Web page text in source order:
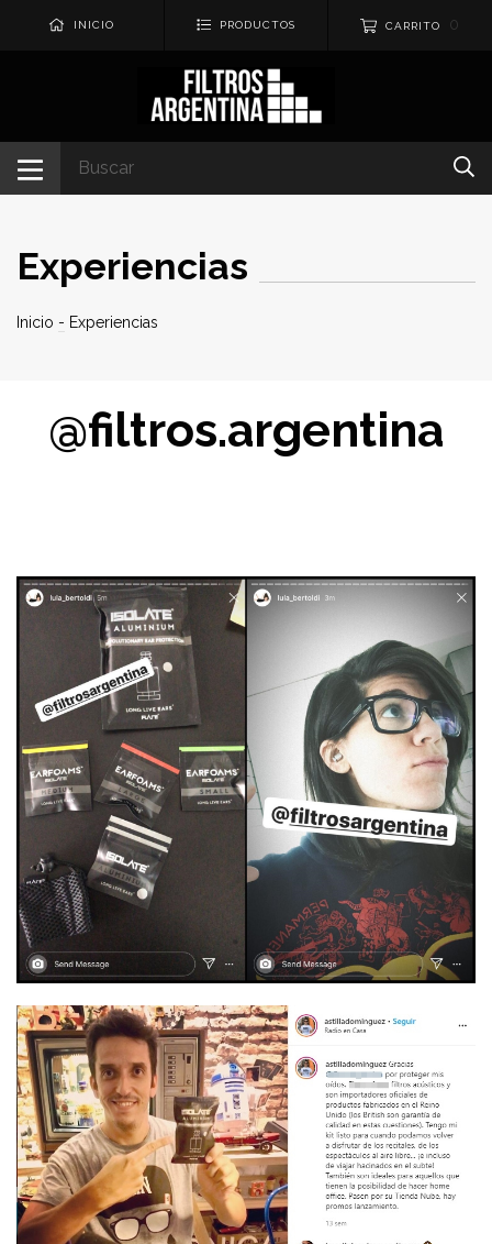
INICIO PRODUCTOS CARRITO 0
Experiencias
Inicio - Experiencias
@filtros.argentina